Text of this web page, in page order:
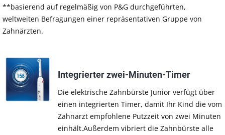
**basierend auf regelmäßig von P&G durchgeführten,
weltweiten Befragungen einer repräsentativen Gruppe von
Zahnärzten.
Integrierter zwei-Minuten-Timer
Die elektrische Zahnbürste Junior verfügt über
einen integrierten Timer, damit Ihr Kind die vom
Zahnarzt empfohlene Putzzeit von zwei Minuten
einhält.Außerdem vibriert die Zahnbürste alle